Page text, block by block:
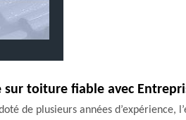
toiture fiable avec
de plusieurs années